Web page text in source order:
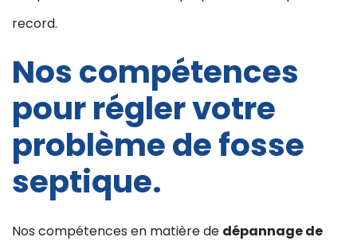
record.
Nos compétences
pour régler votre
problème de fosse
septique.
Nos compétences en matière de dépannage de